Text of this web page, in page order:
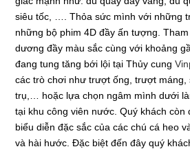
siêu tốc, …. Thỏa sức mình với những
những bộ phim 4D đầy ấn tượng.
dương đầy màu sắc cùng với khoảng
đang tung tăng bới lội tại Thủy cung
các trò chơi như trượt ống, trượt máng,
trụ,… hoặc lựa chọn ngâm mình dưới
tại khu công viên nước. Quý khách
biểu diễn đặc sắc của các chú cá heo
và hài hước. Đặc biệt đến đây quý